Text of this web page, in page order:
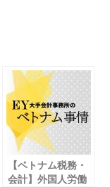
【ベトナム税務・
会計】外国人労働